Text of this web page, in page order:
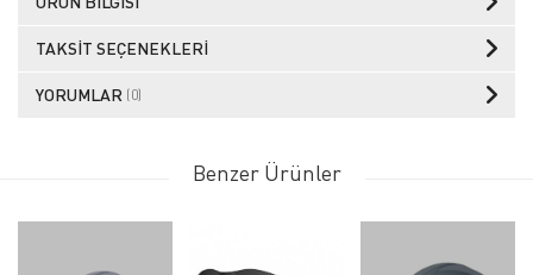
TAKSIT SEÇENEKLERI
YORUMLAR (0)
Benzer Ürünler